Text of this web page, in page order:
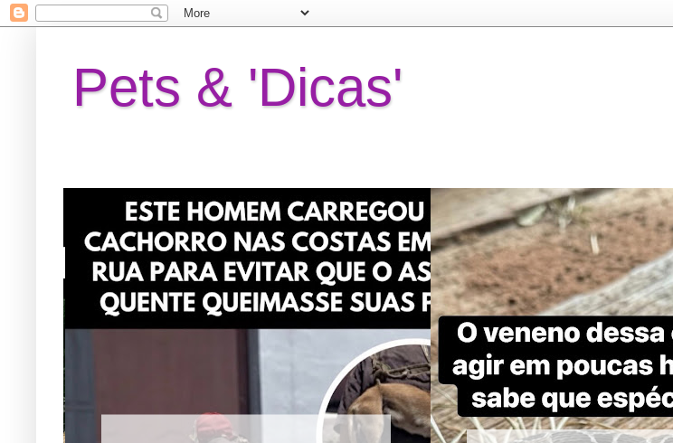
Pets & 'Dicas'